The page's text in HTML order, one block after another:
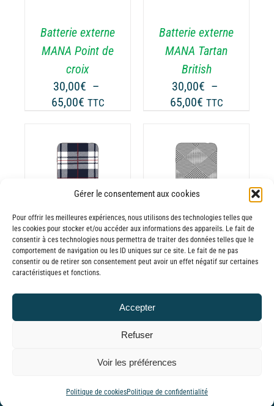
Gérer le consentement aux cookies
Pour offrir les meilleures expériences, nous utilisons des technologies telles que
les cookies pour stocker et/ou accéder aux informations des appareils. Le fait de
consentir à ces technologies nous permettra de traiter des données telles que le
comportement de navigation ou les ID uniques sur ce site. Le fait de ne pas
consentir ou de retirer son consentement peut avoir un effet négatif sur certaines
caractéristiques et fonctions.
Accepter
Refuser
Voir les préférences
Politique de cookiesPolitique de confidentialité
Batterie externe
MANA Point de
croix
30,00€ –
65,00€Plage
30,00€
à
65,00€
TTC
Batterie externe
MANA Tartan
British
30,00€ –
65,00€Plage
30,00€
à
65,00€
TTC
Batterie externe
MANA Tartan
65,00€Plage
30,00€
65,00€
TTC
DÉTAILS
Batterie externe
MANA Prince de
65,00€Plage
65,00€
TTC
Tiktok FacebookYouTubeInstagramLinkedInEmailWhatsApp